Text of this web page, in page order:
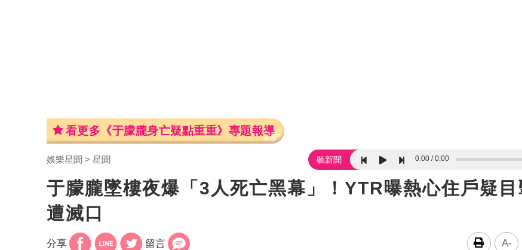
看更多《于朦朧身亡疑點重重》專題報導
娛樂星聞 星聞 聽新聞 0:00 0:00
于朦朧墜樓夜爆「3人死亡黑幕」！YTR曝熱心住戶疑目
遭滅口
分享 留言 A-